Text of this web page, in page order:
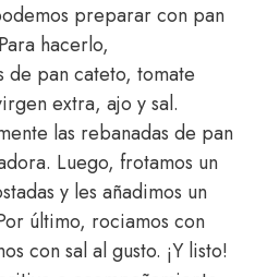
preparar con pan
hacerlo,
de pan cateto, tomate
extra, ajo y sal.
las rebanadas de pan
Luego, frotamos un
y les añadimos un
último, rociamos con
con sal al gusto. ¡Y listo!